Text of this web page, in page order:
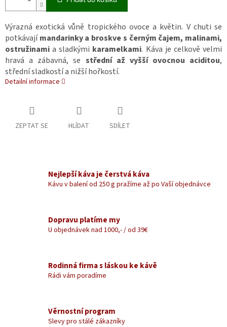
Výrazná exotická vůně tropického ovoce a květin. V chuti se
potkávajímandarinky a broskve s černým čajem, malinami,
ostružinami a sladkými karamelkami. Káva je celkově velmi
hravá a zábavná, se střední až vyšší ovocnou aciditou,
střední sladkostí a nižší hořkostí.
Detailní informace
ZEPTAT SE HLÍDAT SDÍLET
Nejlepší káva je čerstvá káva
Kávu v balení od 250 g pražíme až po Vaší objednávce
Dopravu platíme my
U objednávek nad 1000,- / od 39€
Rodinná firma s láskou ke kávě
Rádi vám poradíme
Věrnostní program
Slevy pro stálé zákazníky